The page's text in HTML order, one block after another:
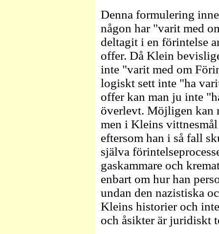
Denna formulering
någon har "varit med
deltagit i en förintelse
offer. Då Klein
inte "varit med om
logiskt sett inte "ha
offer kan man ju inte
överlevt. Möjligen kan
men i Kleins
eftersom han i så fall
själva
gaskammare och
enbart om hur han
undan den nazistiska
Kleins historier och
och åsikter är juridiskt